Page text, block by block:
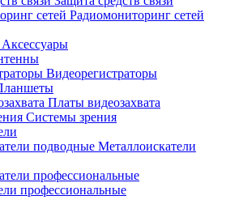
Радиомониторинг сетей
Аксессуары
Видеорегистраторы
Платы видеозахвата
Системы зрения
Металлоискатели
профессиональные